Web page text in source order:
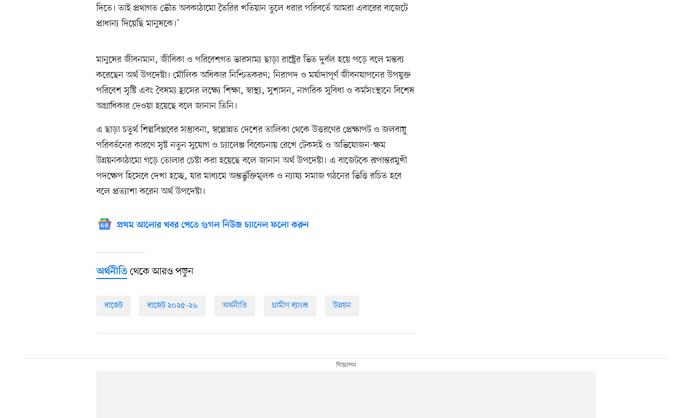
দিতে। তাই প্রথাগত ভৌত অবকাঠামো তৈরির খতিয়ান তুলে ধরার পরিবর্তে আমরা এবারের বাজেটে
প্রাধান্য দিয়েছি মানুষকে।’
মানুষের জীবনমান, জীবিকা ও পরিবেশগত ভারসাম্য ছাড়া রাষ্ট্রের ভিত দুর্বল হয়ে পড়ে বলে মন্তব্য
করেছেন অর্থ উপদেষ্টা। মৌলিক অধিকার নিশ্চিতকরণ; নিরাপদ ও মর্যাদাপূর্ণ জীবনযাপনের উপযুক্ত
পরিবেশ সৃষ্টি এবং বৈষম্য হ্রাসের লক্ষ্যে শিক্ষা, স্বাস্থ্য, সুশাসন, নাগরিক সুবিধা ও কর্মসংস্থানে বিশেষ
অগ্রাধিকার দেওয়া হয়েছে বলে জানান তিনি।
এ ছাড়া চতুর্থ শিল্পবিপ্লবের সম্ভাবনা, স্বল্পোন্নত দেশের তালিকা থেকে উত্তরণের প্রেক্ষাপট ও জলবায়ু
পরিবর্তনের কারণে সৃষ্ট নতুন সুযোগ ও চ্যালেঞ্জ বিবেচনায় রেখে টেকসই ও অভিযোজন-ক্ষম
উন্নয়নকাঠামো গড়ে তোলার চেষ্টা করা হয়েছে বলে জানান অর্থ উপদেষ্টা। এ বাজেটকে রূপান্তরমুখী
পদক্ষেপ হিসেবে দেখা হচ্ছে, যার মাধ্যমে অন্তর্ভুক্তিমূলক ও ন্যায্য সমাজ গঠনের ভিত্তি রচিত হবে
বলে প্রত্যাশা করেন অর্থ উপদেষ্টা।
প্রথম আলোর খবর পেতে গুগল নিউজ চ্যানেল ফলো করুন
অর্থনীতি থেকে আরও পড়ুন
বাজেট বাজেট ২০২৫-২৬ অর্থনীতি গ্রামীণ ব্যাংক উন্নয়ন